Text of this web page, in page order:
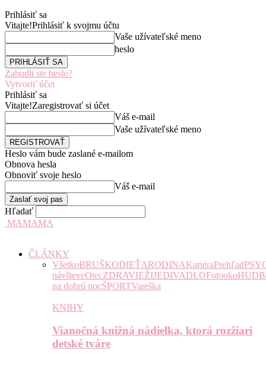
Prihlásiť sa
Vitajte!Prihlásiť k svojmu účtu
Vaše užívateľské meno
heslo
Zabudli ste heslo?
Vytvoriť účet
Prihlásiť sa
Vitajte!Zaregistrovať si účet
Váš e-mail
Vaše užívateľské meno
Heslo vám bude zaslané e-mailom
Obnova hesla
Obnoviť svoje heslo
Váš e-mail
Hľadať
MAMAMA
ČLÁNKY
VšetkoBRUŠKODIEŤARODINAKariéraPrehľad
návšteveOtecZDRAVIEŽIJEDIVADLOFotooko
na dobrú nocŠPORTVareška
KNIHY
Vianočná knižná nádielka, ktorá rozžiari
detské tváre